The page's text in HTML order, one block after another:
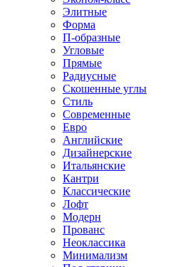
Элитные
Форма
П-образные
Угловые
Прямые
Радиусные
Скошенные углы
Стиль
Современные
Евро
Английские
Дизайнерские
Итальянские
Кантри
Классические
Лофт
Модерн
Прованс
Неоклассика
Минимализм